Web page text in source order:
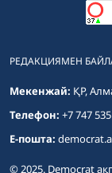
РЕДАКЦИЯМЕН
Мекенжай: ҚР,
Телефон: +7 747
E-пошта:
© 2025. Democrat